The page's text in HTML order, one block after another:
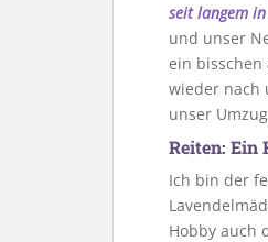
seit langem
und unser
ein bisschen
wieder nach
unser
Reiten: Ein
Ich bin der
Hobby auch